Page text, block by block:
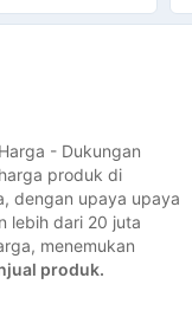
- Dukungan
produk di
dengan upaya upaya
lebih dari 20 juta
menemukan
produk.